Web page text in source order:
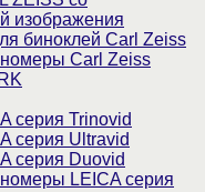
изображения
биноклей Carl Zeiss
Carl Zeiss
серия Trinovid
серия Ultravid
серия Duovid
LEICA серия